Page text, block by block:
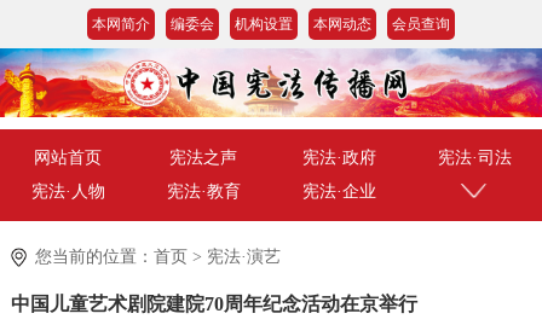
本网简介 编委会 机构设置 本网动态 会员查询
网站首页 宪法之声 宪法·政府
宪法·司法
宪法·人物
宪法·教育 宪法·企业
您当前的位置： 首页 > 宪法·演艺
中国儿童艺术剧院建院70周年纪念活动在京举行